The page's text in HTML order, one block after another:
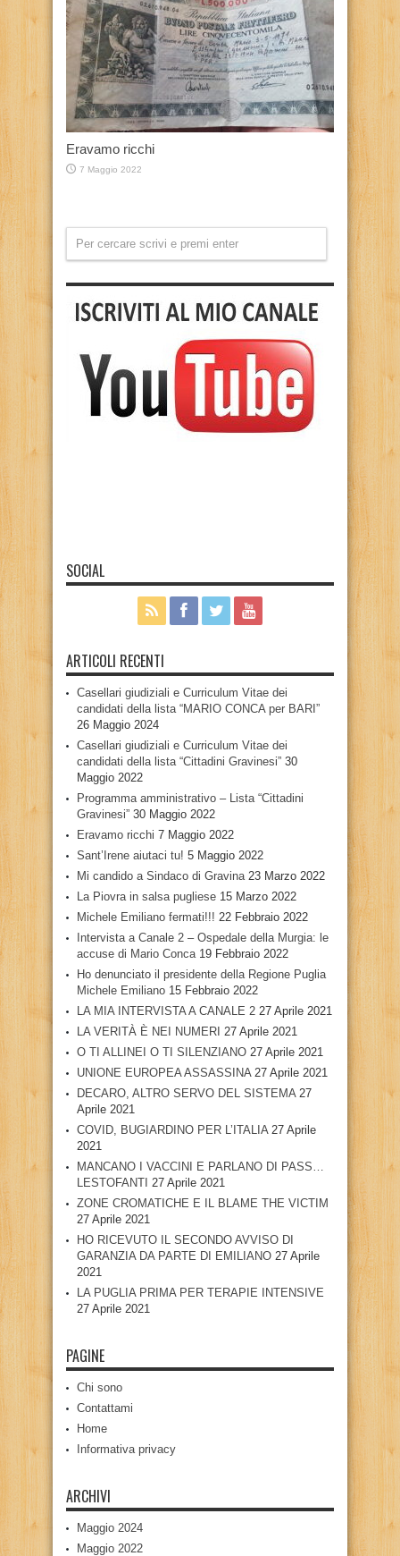
Eravamo ricchi
7 Maggio 2022
SOCIAL
ARTICOLI RECENTI
Casellari giudiziali e Curriculum Vitae dei
candidati della lista “MARIO CONCA per BARI”
26 Maggio 2024
Casellari giudiziali e Curriculum Vitae dei
candidati della lista “Cittadini Gravinesi” 30
Maggio 2022
Programma amministrativo – Lista “Cittadini
Gravinesi” 30 Maggio 2022
Eravamo ricchi 7 Maggio 2022
Sant’Irene aiutaci tu! 5 Maggio 2022
Mi candido a Sindaco di Gravina 23 Marzo 2022
La Piovra in salsa pugliese 15 Marzo 2022
Michele Emiliano fermati!!! 22 Febbraio 2022
Intervista a Canale 2 – Ospedale della Murgia: le
accuse di Mario Conca 19 Febbraio 2022
Ho denunciato il presidente della Regione Puglia
Michele Emiliano 15 Febbraio 2022
LA MIA INTERVISTA A CANALE 2 27 Aprile 2021
LA VERITÀ È NEI NUMERI 27 Aprile 2021
O TI ALLINEI O TI SILENZIANO 27 Aprile 2021
UNIONE EUROPEA ASSASSINA 27 Aprile 2021
DECARO, ALTRO SERVO DEL SISTEMA 27
Aprile 2021
COVID, BUGIARDINO PER L’ITALIA 27 Aprile
2021
MANCANO I VACCINI E PARLANO DI PASS…
LESTOFANTI 27 Aprile 2021
ZONE CROMATICHE E IL BLAME THE VICTIM
27 Aprile 2021
HO RICEVUTO IL SECONDO AVVISO DI
GARANZIA DA PARTE DI EMILIANO 27 Aprile
2021
LA PUGLIA PRIMA PER TERAPIE INTENSIVE
27 Aprile 2021
PAGINE
Chi sono
Contattami
Home
Informativa privacy
ARCHIVI
Maggio 2024
Maggio 2022